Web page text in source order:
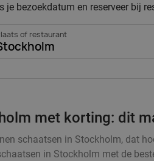
je bezoekdatum en reserveer bij
of restaurant
met korting: dit
schaatsen in Stockholm, dat
in Stockholm met de